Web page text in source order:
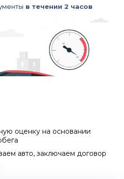
в течении 2 часов
оценку на основании
авто, заключаем договор